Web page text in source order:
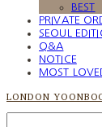
BEST
PRIVATE
SEOUL
Q&A
NOTICE
MOST
LONDON